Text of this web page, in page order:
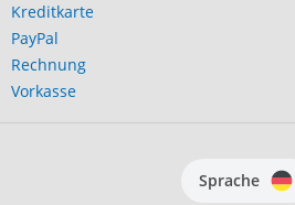
Kreditkarte
PayPal
Rechnung
Vorkasse
Sprache